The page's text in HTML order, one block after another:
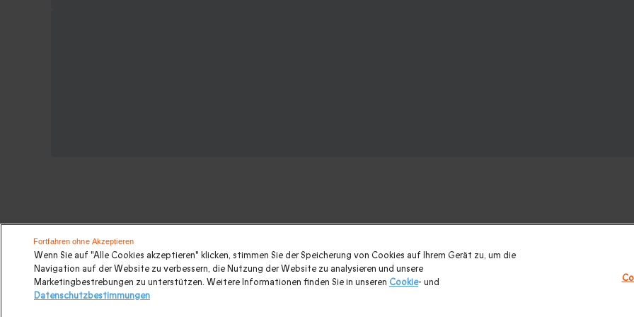
Weitere Ideen für einen Kurzurlaub:
Romantisches Wochenende|Kurzurlaub mit 2 Übernachtungen|Luxusurlaub| Wellnessurlaub|
Zürich|Kurzurlaub|
Wenn Sie auf "Alle Cookies akzeptieren" klicken, stimmen Sie der Speicherung von Cookies auf Ihrem Gerät zu, um die
Navigation auf der Website zu verbessern, die Nutzung der Website zu analysieren und unsere
Marketingbestrebungen zu unterstützen. Weitere Informationen finden Sie in unseren Cookie- und
Datenschutzbestimmungen
Fortfahren ohne Akzeptieren